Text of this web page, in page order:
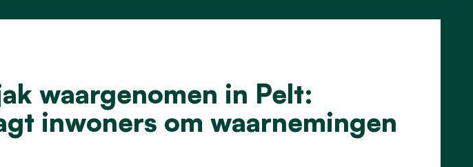
waargenomen in Pelt:
inwoners om waarnemingen